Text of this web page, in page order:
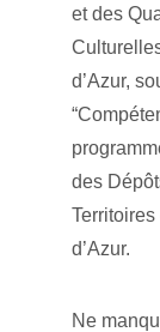
et des
d’Azur,
des
d’Azur.
Ne